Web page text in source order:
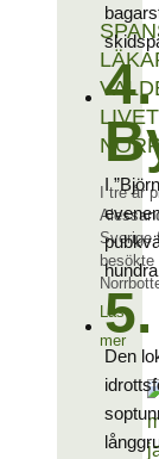
I tre år
Sverige
besökte
Läs
mer
4.
I
Den